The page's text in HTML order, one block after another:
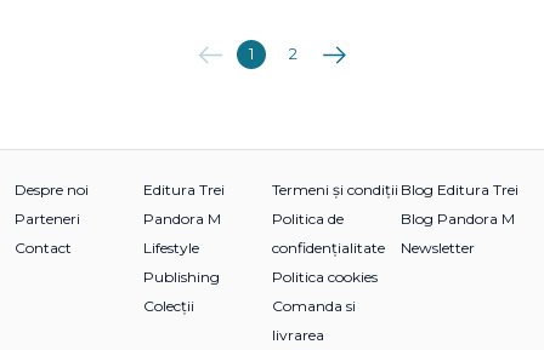
Anterioara
1 2 Următoarea
Despre noi
Parteneri
Contact
Editura Trei
Pandora M
Lifestyle
Publishing
Colecții
Termeni și condiții
Politica de
confidențialitate
Politica cookies
Comanda si
livrarea
Blog Editura Trei
Blog Pandora M
Newsletter